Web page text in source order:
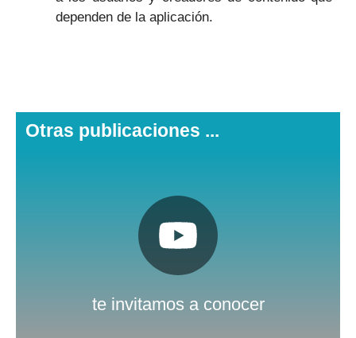
dependen de la aplicación.
Otras publicaciones ...
te invitamos a conocer
Pulsa aquí